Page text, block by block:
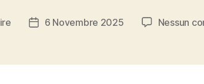
Data6 Novembre 2025 Nessun